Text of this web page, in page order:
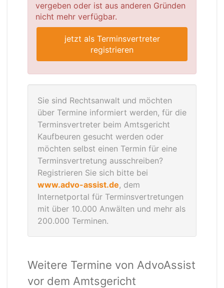
vergeben oder ist aus anderen Gründen
nicht mehr verfügbar.
jetzt als Terminsvertreter
registrieren
Sie sind Rechtsanwalt und möchten
über Termine informiert werden, für die
Terminsvertreter beim Amtsgericht
Kaufbeuren gesucht werden oder
möchten selbst einen Termin für eine
Terminsvertretung ausschreiben?
Registrieren Sie sich bitte bei
www.advo-assist.de, dem
Internetportal für Terminsvertretungen
mit über 10.000 Anwälten und mehr als
200.000 Terminen.
Weitere Termine von AdvoAssist
vor dem Amtsgericht